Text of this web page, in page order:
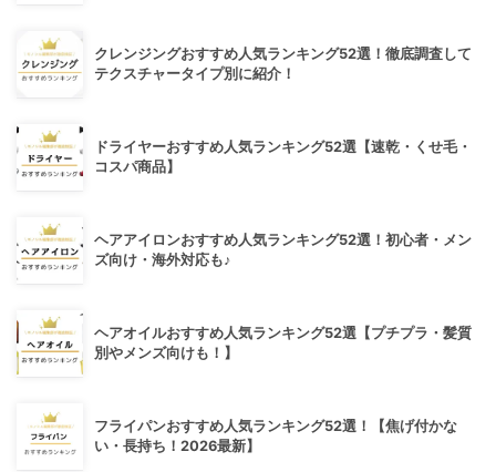
クレンジングおすすめ人気ランキング52選！徹底調査して
テクスチャータイプ別に紹介！
ドライヤーおすすめ人気ランキング52選【速乾・くせ毛・
コスパ商品】
ヘアアイロンおすすめ人気ランキング52選！初心者・メン
ズ向け・海外対応も♪
ヘアオイルおすすめ人気ランキング52選【プチプラ・髪質
別やメンズ向けも！】
フライパンおすすめ人気ランキング52選！【焦げ付かな
い・長持ち！2026最新】